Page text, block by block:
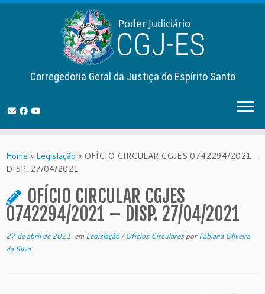
to
content
Corregedoria Geral da Justiça do Espírito Santo
Home » Legislação » OFÍCIO CIRCULAR CGJES 0742294/2021 –
DISP. 27/04/2021
OFÍCIO CIRCULAR CGJES
0742294/2021 – DISP. 27/04/2021
27 de abril de 2021 em Legislação/Ofícios CircularesporFabiana Oliveira
da Silva